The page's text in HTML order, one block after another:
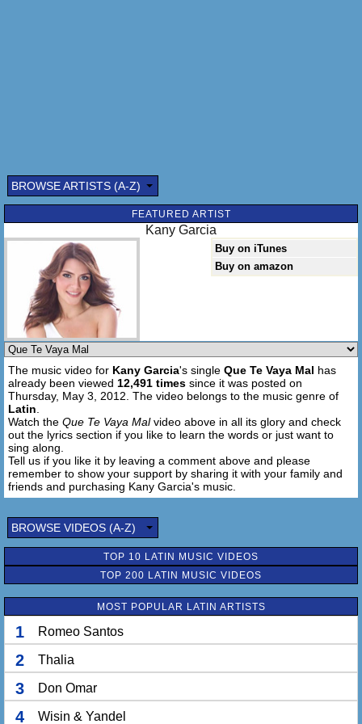
Y no pa`que conmigo vuelvas
Si no pa`verte suplicar
Yo quiero que te valla mal
Todo se paga en esta tierra
Con tu traición iba a la guerra
Yo quiero que te valla mal…
Mentiroso, paquetero, embustero
Traicionero, ratero, pillo, traidor,
Tú no tienes madre
Sin vergüenza, enamorao,
Inventor, impotente, y cueeee….
Yo quiero que te valla mal
Yo quiero que te des la vuelta
Y no pa`que conmigo vuelvas
Si no pa`verte suplicar
Yo quiero que te valla mal
Todo se paga en esta tierra
Con tu traición iba a la guerra
Yo quiero que te valla mal
BROWSE ARTISTS (A-Z)
FEATURED ARTIST
Kany Garcia
Buy on iTunes
Buy on amazon
The music video for Kany Garcia's single Que Te Vaya Mal has
already been viewed 12,491 times since it was posted on
Thursday, May 3, 2012. The video belongs to the music genre of
Latin
Watch the Que Te Vaya Malvideo above in all its glory and check
out the lyrics section if you like to learn the words or just want to
sing along.
Tell us if you like it by leaving a comment above and please
remember to show your support by sharing it with your family and
friends and purchasing Kany Garcia's music.
BROWSE VIDEOS (A-Z)
TOP 10 LATIN MUSIC VIDEOS
TOP 200 LATIN MUSIC VIDEOS
MOST POPULAR LATIN ARTISTS
1 Romeo Santos
2 Thalia
3 Don Omar
4 Wisin & Yandel